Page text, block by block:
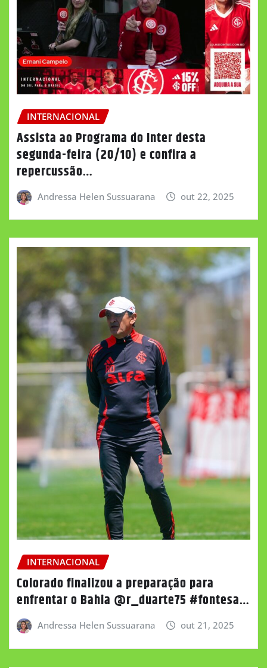
INTERNACIONAL
Assista ao Programa do Inter desta
segunda-feira (20/10) e confira a
repercussão…
Andressa Helen Sussuarana out 22, 2025
INTERNACIONAL
Colorado finalizou a preparação para
enfrentar o Bahia @r_duarte75 #fontesa…
Andressa Helen Sussuarana out 21, 2025